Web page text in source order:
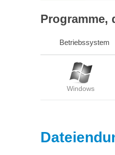
Programme,
Betriebssystem
Windows